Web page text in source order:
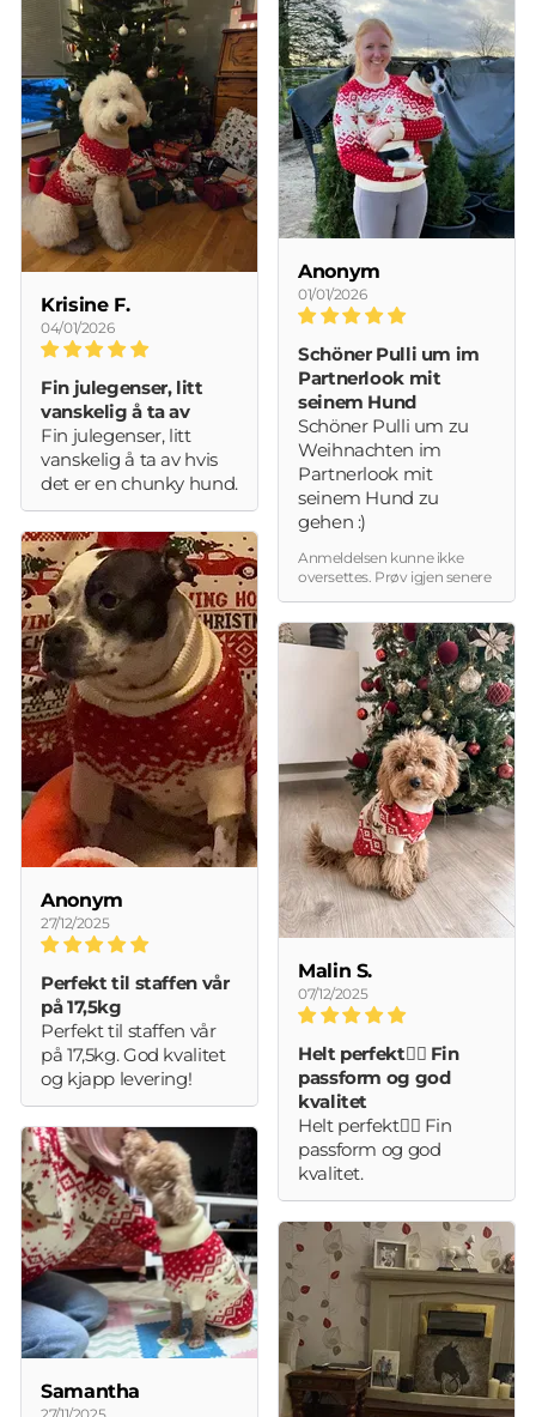
04/01/2026
Krisine F.
Fin julegenser, litt
vanskelig å ta av
Fin julegenser, litt
vanskelig å ta av hvis
det er en chunky hund.
01/01/2026
Anonym
Schöner Pulli um im
Partnerlook mit
seinem Hund
Schöner Pulli um zu
Weihnachten im
Partnerlook mit
seinem Hund zu
gehen :)
Anmeldelsen kunne ikke
oversettes. Prøv igjen senere
27/12/2025
Anonym
Perfekt til staffen vår
på 17,5kg
Perfekt til staffen vår
på 17,5kg. God kvalitet
og kjapp levering!
07/12/2025
Malin S.
Helt perfekt👌🏻 Fin
passform og god
kvalitet
Helt perfekt👌🏻 Fin
passform og god
kvalitet.
Samantha